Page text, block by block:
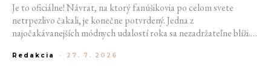
Je to oficiálne! Návrat, na ktorý fanúšikovia po celom svete
netrpezlivo čakali, je konečne potvrdený. Jedna z
najočakávanejších módnych udalostí roka sa nezadržateľne blíži.
veľké novinky. Organizátori už prezradili miesto konania
Redakcia - 27. 7. 2026